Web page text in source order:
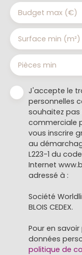
Budget max (€)
Surface min (m²)
Pièces min
J'accepte le
personnelles
souhaitez
commerciale
vous inscrire
au
L223-1 du
Internet
adressé à :
Société
BLOIS CEDEX.
Pour en
données
politique de